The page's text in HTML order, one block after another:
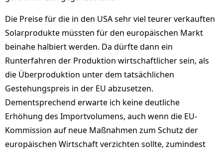
Die Preise für die in den USA sehr viel teurer verkauften
Solarprodukte müssten für den europäischen Markt
beinahe halbiert werden. Da dürfte dann ein
Runterfahren der Produktion wirtschaftlicher sein, als
die Überproduktion unter dem tatsächlichen
Gestehungspreis in der EU abzusetzen.
Dementsprechend erwarte ich keine deutliche
Erhöhung des Importvolumens, auch wenn die EU-
Kommission auf neue Maßnahmen zum Schutz der
europäischen Wirtschaft verzichten sollte, zumindest